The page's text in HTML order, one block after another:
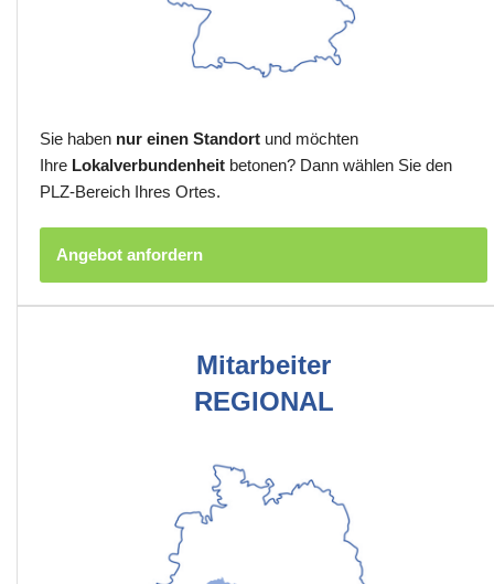
Sie haben nur einen Standort und möchten
Ihre Lokalverbundenheit betonen? Dann wählen Sie den
PLZ-Bereich Ihres Ortes.
Angebot anfordern
Mitarbeiter
REGIONAL